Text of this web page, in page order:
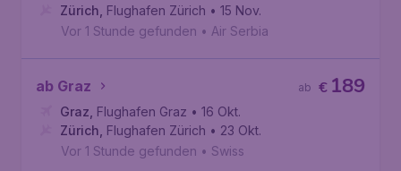
Zürich Flughafen Zürich • 15 Nov.
Vor 1 Stunde gefunden • Air Serbia
ab Graz € 189
ab
Graz Flughafen Graz • 16 Okt.
Zürich Flughafen Zürich • 23 Okt.
Vor 1 Stunde gefunden • Swiss